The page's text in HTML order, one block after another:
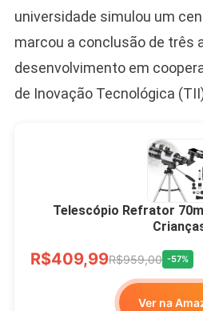
universidade simulou um
marcou a conclusão de três
desenvolvimento em
de Inovação Tecnológica
Telescópio Refrator
R$409,99R$959,00 -57%
Ver na